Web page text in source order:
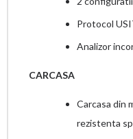
Protocol
Analizor
CARCASA
Carcasa din
rezistenta